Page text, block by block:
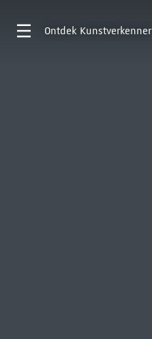
Ontdek Kunstverkenner